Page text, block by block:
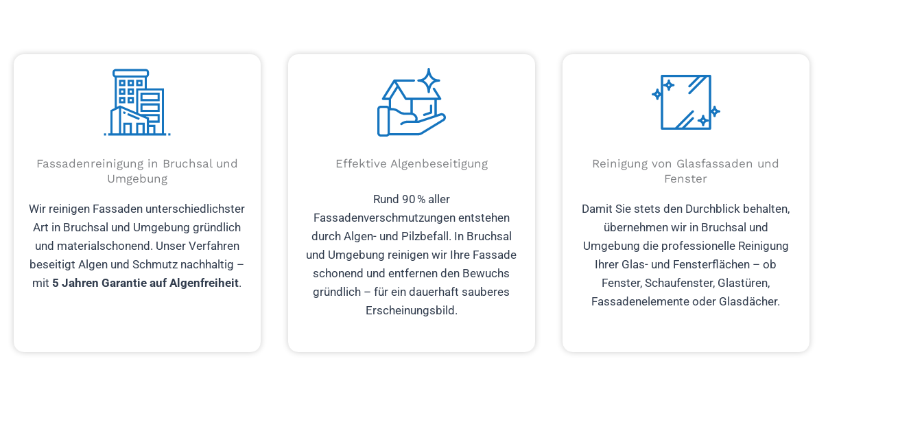
Fassadenreinigung in Bruchsal und
Umgebung
Wir reinigen Fassaden unterschiedlichster
Art in Bruchsal und Umgebung gründlich
und materialschonend. Unser Verfahren
beseitigt Algen und Schmutz nachhaltig –
mit 5 Jahren Garantie auf Algenfreiheit.
Effektive Algenbeseitigung
Rund 90 % aller
Fassadenverschmutzungen entstehen
durch Algen- und Pilzbefall. In Bruchsal
und Umgebung reinigen wir Ihre Fassade
schonend und entfernen den Bewuchs
gründlich – für ein dauerhaft sauberes
Erscheinungsbild.
Reinigung von Glasfassaden und
Fenster
Damit Sie stets den Durchblick behalten,
übernehmen wir in Bruchsal und
Umgebung die professionelle Reinigung
Ihrer Glas- und Fensterflächen – ob
Fenster, Schaufenster, Glastüren,
Fassadenelemente oder Glasdächer.